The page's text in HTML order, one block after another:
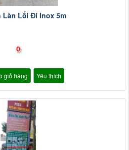
Làn Lối Đi Inox 5m
0
giỏ hàng Yêu thích